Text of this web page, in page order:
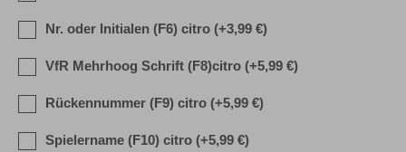
Nr. oder Initialen (F6) citro (+3,99 €)
VfR Mehrhoog Schrift (F8)citro (+5,99 €)
Rückennummer (F9) citro (+5,99 €)
Spielername (F10) citro (+5,99 €)